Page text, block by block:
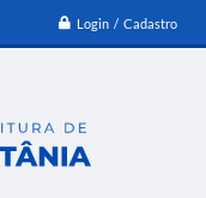
Login / Cadastro